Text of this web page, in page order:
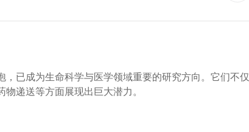
已成为生命科学与医学领域重要的研究方向。它们不
递送等方面展现出巨大潜力。